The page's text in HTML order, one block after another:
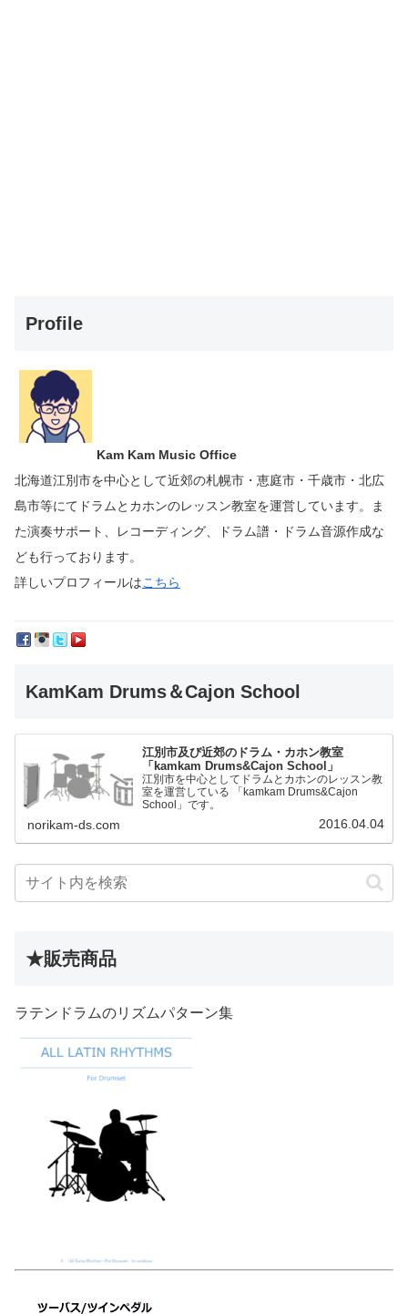
Profile
Kam Kam Music Office
北海道江別市を中心として近郊の札幌市・恵庭市・千歳市・北広
島市等にて ドラムとカホンのレッスン教室を運営しています。
ま
た演奏サポート、レコーディング、ドラム譜・ドラム音源作成な
ども行っております。
詳しいプロフィールはこちら
KamKam Drums＆Cajon School
江別市及び近郊のドラム・カホン教室
「kamkam Drums&Cajon School」
江別市を中心としてドラムとカホンのレッスン教
室を運営している 「kamkam Drums&Cajon
School」です。
norikam-ds.com 2016.04.04
★販売商品
ラテンドラムのリズムパターン集